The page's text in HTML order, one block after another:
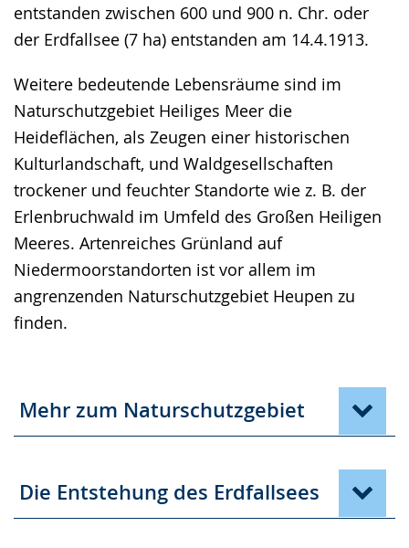
entstanden zwischen 600 und 900 n. Chr. oder
der Erdfallsee (7 ha) entstanden am 14.4.1913.
Weitere bedeutende Lebensräume sind im
Naturschutzgebiet Heiliges Meer die
Heideflächen, als Zeugen einer historischen
Kulturlandschaft, und Waldgesellschaften
trockener und feuchter Standorte wie z. B. der
Erlenbruchwald im Umfeld des Großen Heiligen
Meeres. Artenreiches Grünland auf
Niedermoorstandorten ist vor allem im
angrenzenden Naturschutzgebiet Heupen zu
finden.
Mehr zum Naturschutzgebiet
Die Entstehung des Erdfallsees